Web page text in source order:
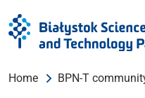
Home BPN-T